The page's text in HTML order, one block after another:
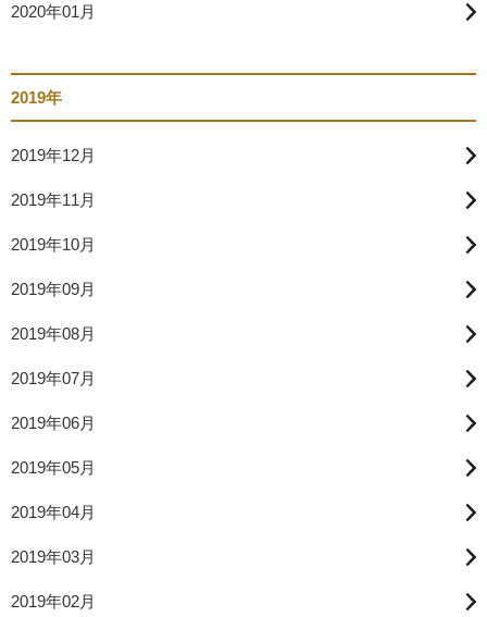
2020年01月
2019年
2019年12月
2019年11月
2019年10月
2019年09月
2019年08月
2019年07月
2019年06月
2019年05月
2019年04月
2019年03月
2019年02月